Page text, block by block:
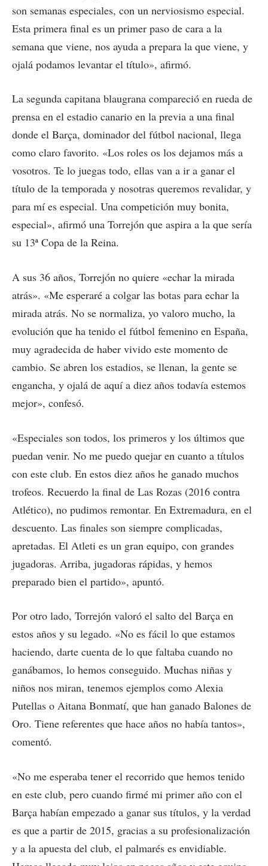
son semanas especiales, con un nerviosismo especial.
Esta primera final es un primer paso de cara a la
semana que viene, nos ayuda a prepara la que viene, y
ojalá podamos levantar el título», afirmó.
La segunda capitana blaugrana compareció en rueda de
prensa en el estadio canario en la previa a una final
donde el Barça, dominador del fútbol nacional, llega
como claro favorito. «Los roles os los dejamos más a
vosotros. Te lo juegas todo, ellas van a ir a ganar el
título de la temporada y nosotras queremos revalidar, y
para mí es especial. Una competición muy bonita,
especial», afirmó una Torrejón que aspira a la que sería
su 13ª Copa de la Reina.
A sus 36 años, Torrejón no quiere «echar la mirada
atrás». «Me esperaré a colgar las botas para echar la
mirada atrás. No se normaliza, yo valoro mucho, la
evolución que ha tenido el fútbol femenino en España,
muy agradecida de haber vivido este momento de
cambio. Se abren los estadios, se llenan, la gente se
engancha, y ojalá de aquí a diez años todavía estemos
mejor», confesó.
«Especiales son todos, los primeros y los últimos que
puedan venir. No me puedo quejar en cuanto a títulos
con este club. En estos diez años he ganado muchos
trofeos. Recuerdo la final de Las Rozas (2016 contra
Atlético), no pudimos remontar. En Extremadura, en el
descuento. Las finales son siempre complicadas,
apretadas. El Atleti es un gran equipo, con grandes
jugadoras. Arriba, jugadoras rápidas, y hemos
preparado bien el partido», apuntó.
Por otro lado, Torrejón valoró el salto del Barça en
estos años y su legado. «No es fácil lo que estamos
haciendo, darte cuenta de lo que faltaba cuando no
ganábamos, lo hemos conseguido. Muchas niñas y
niños nos miran, tenemos ejemplos como Alexia
Putellas o Aitana Bonmatí, que han ganado Balones de
Oro. Tiene referentes que hace años no había tantos»,
comentó.
«No me esperaba tener el recorrido que hemos tenido
en este club, pero cuando firmé mi primer año con el
Barça habían empezado a ganar sus títulos, y la verdad
es que a partir de 2015, gracias a su profesionalización
y a la apuesta del club, el palmarés es envidiable.